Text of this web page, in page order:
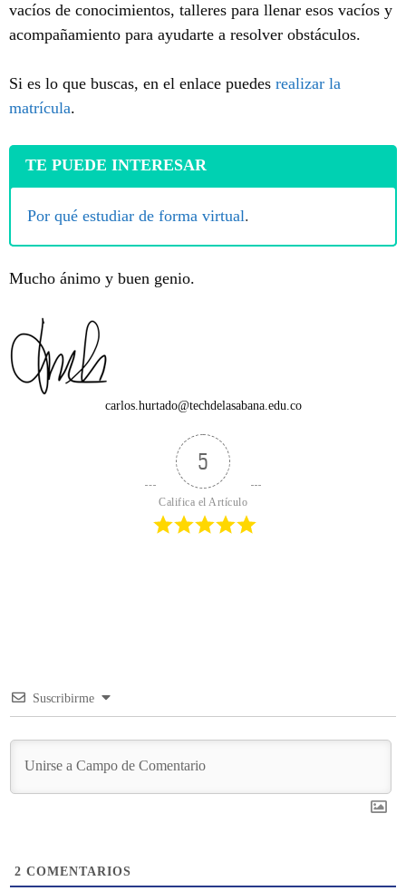
vacíos de conocimientos, talleres para llenar esos vacíos y
acompañamiento para ayudarte a resolver obstáculos.
Si es lo que buscas, en el enlace puedes realizar la
matrícula.
TE PUEDE INTERESAR
Por qué estudiar de forma virtual.
Mucho ánimo y buen genio.
carlos.hurtado@techdelasabana.edu.co
5
Califica el Artículo
Suscribirme
2 COMENTARIOS